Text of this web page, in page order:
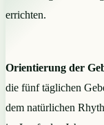
errichten.
Orientierung der
die fünf täglichen
dem natürlichen